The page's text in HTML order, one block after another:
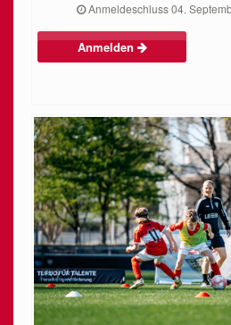
Anmeldeschluss 04.
Anmelden